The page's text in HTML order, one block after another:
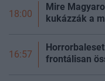
18:00
Mire
kukázzák a
16:57
frontálisan